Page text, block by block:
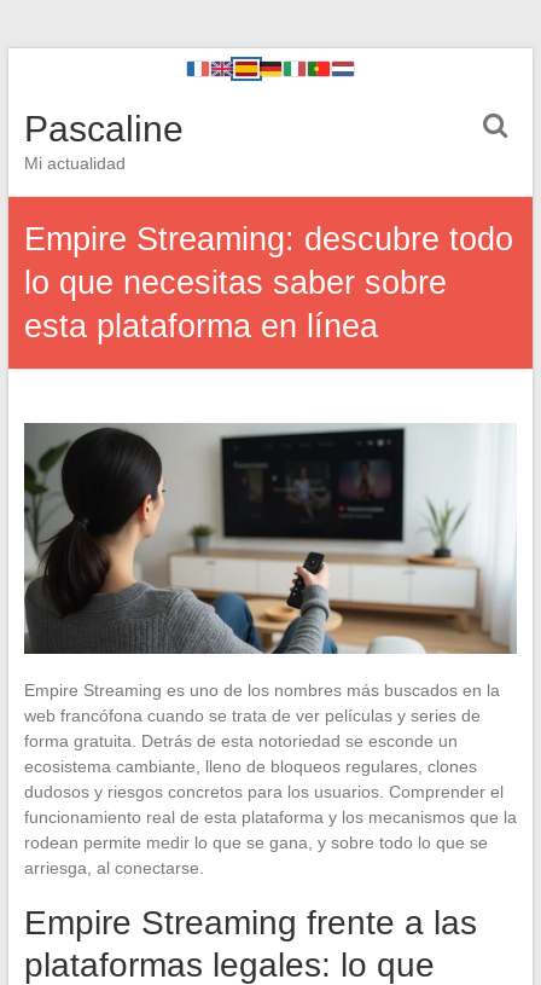
Pascaline
Mi actualidad
Empire Streaming: descubre todo
lo que necesitas saber sobre
esta plataforma en línea
Empire Streaming es uno de los nombres más buscados en la
web francófona cuando se trata de ver películas y series de
forma gratuita. Detrás de esta notoriedad se esconde un
ecosistema cambiante, lleno de bloqueos regulares, clones
dudosos y riesgos concretos para los usuarios. Comprender el
funcionamiento real de esta plataforma y los mecanismos que la
rodean permite medir lo que se gana, y sobre todo lo que se
arriesga, al conectarse.
Empire Streaming frente a las
plataformas legales: lo que